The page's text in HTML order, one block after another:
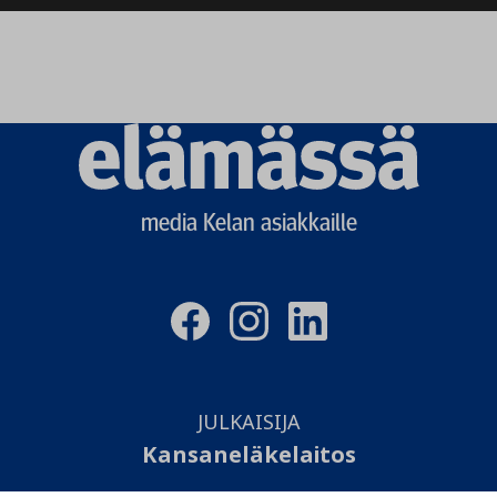
Elämässä
logo
media Kelan asiakkaille
JULKAISIJA
Kansaneläkelaitos